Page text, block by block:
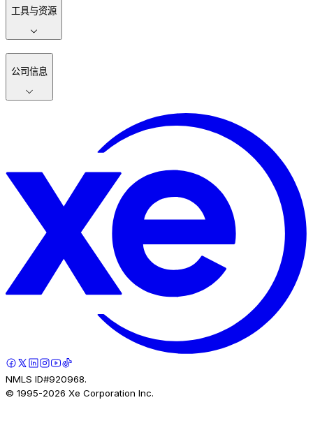
工具与资源
公司信息
NMLS ID#920968.
© 1995-2026 Xe Corporation Inc.